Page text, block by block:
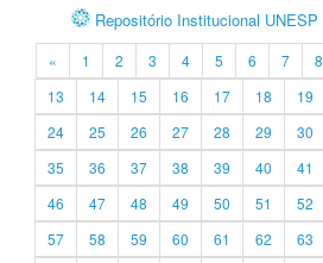
Repositório Institucional UNESP
« 1 2 3 4 5 6 7 8
13
14 15 16 17 18 19
24
25 26 27 28 29 30
35
36 37 38 39 40 41
46
47 48 49 50 51 52
57
58 59 60 61 62 63